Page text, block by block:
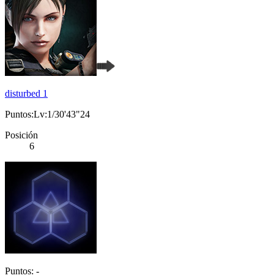
disturbed 1
Puntos:Lv:1/30'43"24
Posición
6
Puntos: -